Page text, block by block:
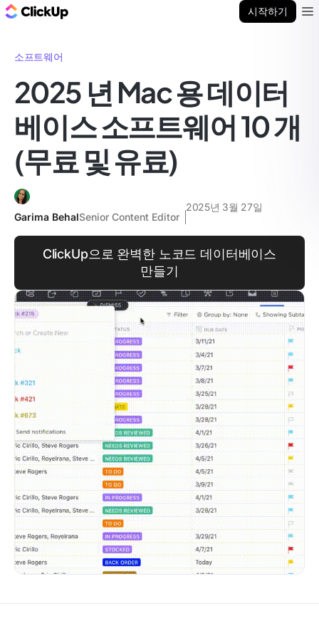
시작하기
소프트웨어
2025 년 Mac 용 데이터
베이스 소프트웨어 10 개
(무료 및 유료)
Garima BehalSenior Content Editor
2025년 3월 27일
ClickUp으로 완벽한 노코드 데이터베이스
만들기